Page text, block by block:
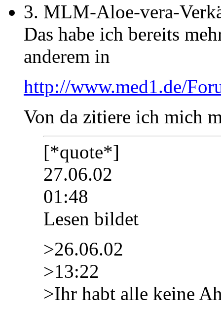
3. MLM-Aloe-vera-
Das habe ich bereits
anderem in
http://www.med1.de/
Von da zitiere ich mich
[*quote*]
27.06.02
01:48
Lesen bildet
>26.06.02
>13:22
>Ihr habt alle keine